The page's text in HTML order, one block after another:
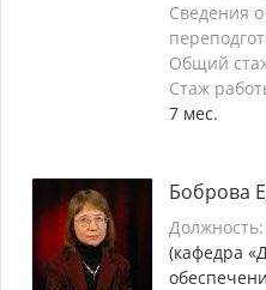
Сведения
Общий
Стаж
7 мес.
Боброва
Должность:
(кафедра